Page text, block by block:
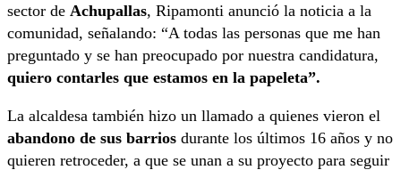
sector de Achupallas, Ripamonti anunció la noticia a la
comunidad, señalando: “A todas las personas que me han
preguntado y se han preocupado por nuestra candidatura,
quiero contarles que estamos en la papeleta”.
La alcaldesa también hizo un llamado a quienes vieron el
abandono de sus barrios durante los últimos 16 años y no
quieren retroceder, a que se unan a su proyecto para seguir